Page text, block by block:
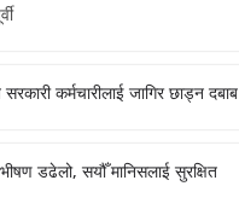
कर्मचारीलाई जागिर छाड्न दबाब
डढेलो, सयौँ मानिसलाई सुरक्षित